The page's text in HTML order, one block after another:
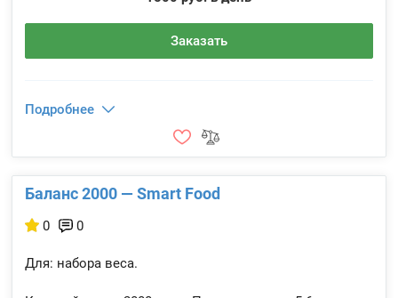
Заказать
Подробнее
Баланс 2000 — Smart Food
0 0
Для: набора веса.